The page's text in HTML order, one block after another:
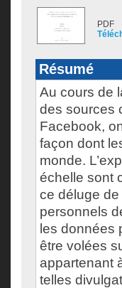
PDF
Résumé
Au cours de
des sources
Facebook,
façon dont
monde.
échelle sont
ce déluge
personnels
les données
être volées
appartenant
telles